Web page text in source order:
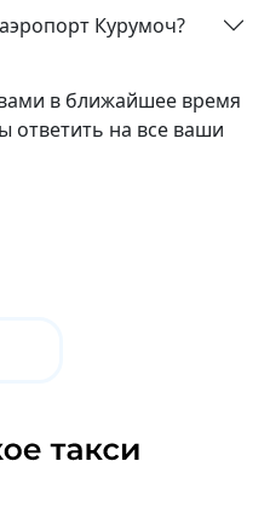
Курумоч?
в ближайшее время
ответить на все ваши